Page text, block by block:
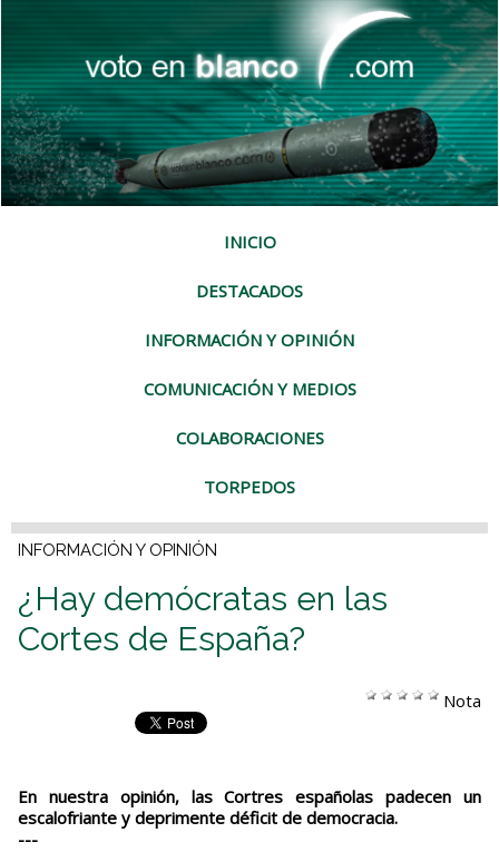
INICIO
DESTACADOS
INFORMACIÓN Y OPINIÓN
COMUNICACIÓN Y MEDIOS
COLABORACIONES
TORPEDOS
INFORMACIÓN Y OPINIÓN
¿Hay demócratas en las
Cortes de España?
Nota
En nuestra opinión, las Cortres españolas padecen un
escalofriante y deprimente déficit de democracia.
---